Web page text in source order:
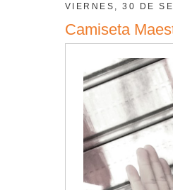
VIERNES, 30 DE
Camiseta